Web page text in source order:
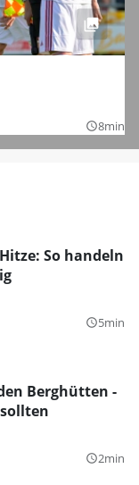
query_builder8min
So handeln
query_builder5min
Berghütten -
query_builder2min